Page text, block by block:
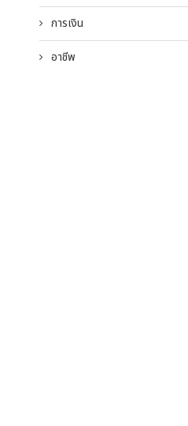
การเงิน
อาชีพ